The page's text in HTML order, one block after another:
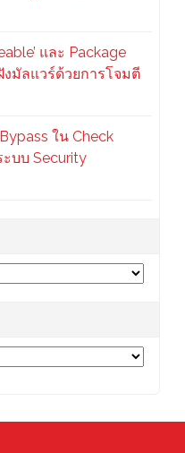
และ Package
งมัลแวร์ด้วยการโจมตี
ใน Check
บบ Security